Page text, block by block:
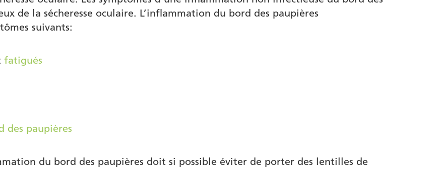
de la sécheresse oculaire. L’inflammation du bord des paupières
suivants:
fatigués
des paupières
du bord des paupières doit si possible éviter de porter des lentilles de